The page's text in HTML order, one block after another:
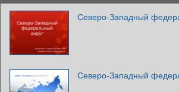
Северо-Западный
Северо-Западный